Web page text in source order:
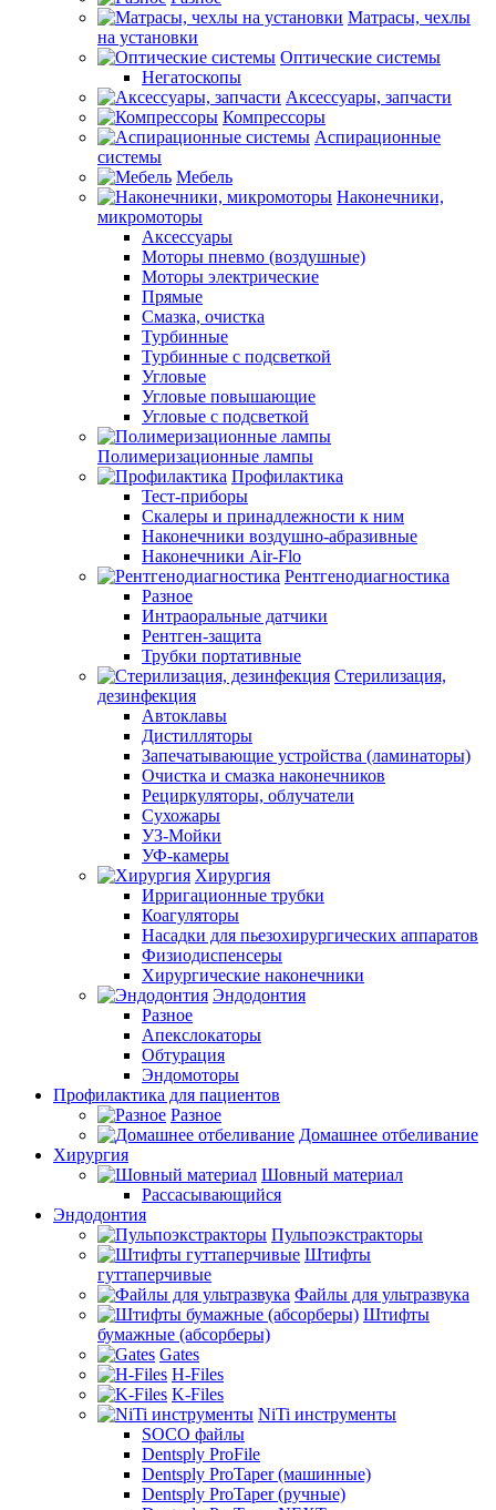
Матрасы, чехлы
на установки
Оптические системы
Негатоскопы
Аксессуары, запчасти
Компрессоры
Аспирационные
системы
Мебель
Наконечники,
микромоторы
Аксессуары
Моторы пневмо (воздушные)
Моторы электрические
Прямые
Смазка, очистка
Турбинные
Турбинные с подсветкой
Угловые
Угловые повышающие
Угловые с подсветкой
Полимеризационные лампы
Профилактика
Тест-приборы
Скалеры и принадлежности к ним
Наконечники воздушно-абразивные
Наконечники Air-Flo
Рентгенодиагностика
Разное
Интраоральные датчики
Рентген-защита
Трубки портативные
Стерилизация,
дезинфекция
Автоклавы
Дистилляторы
Запечатывающие устройства (ламинаторы)
Очистка и смазка наконечников
Рециркуляторы, облучатели
Сухожары
УЗ-Мойки
УФ-камеры
Хирургия
Ирригационные трубки
Коагуляторы
Насадки для пьезохирургических аппаратов
Физиодиспенсеры
Хирургические наконечники
Эндодонтия
Разное
Апекслокаторы
Обтурация
Эндомоторы
Профилактика для пациентов
Разное
Домашнее отбеливание
Хирургия
Шовный материал
Рассасывающийся
Эндодонтия
Пульпоэкстракторы
Штифты
гуттаперчивые
Файлы для ультразвука
Штифты
бумажные (абсорберы)
Gates
H-Files
K-Files
NiTi инструменты
SOCO файлы
Dentsply ProFile
Dentsply ProTaper (машинные)
Dentsply ProTaper (ручные)